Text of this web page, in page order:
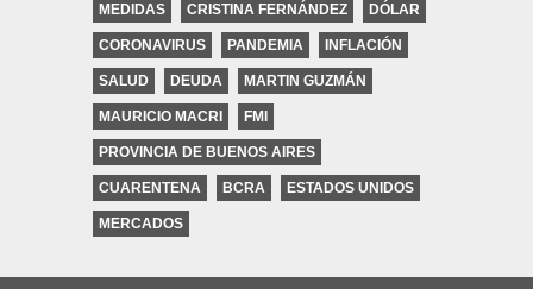
MEDIDAS CRISTINA FERNÁNDEZ DÓLAR
CORONAVIRUS PANDEMIA INFLACIÓN
SALUD DEUDA MARTIN GUZMÁN
MAURICIO MACRI FMI
PROVINCIA DE BUENOS AIRES
CUARENTENA BCRA ESTADOS UNIDOS
MERCADOS